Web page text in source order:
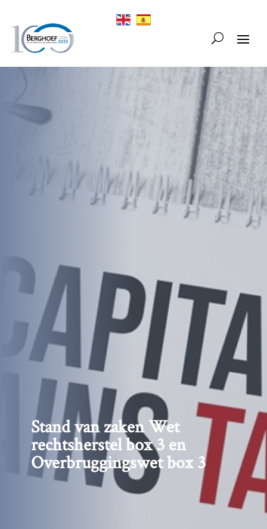
Stand van zaken Wet
rechtsherstel box 3 en
Overbruggingswet box 3